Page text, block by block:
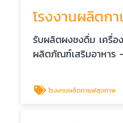
โรงงานผลิตก
รับผลิตผงชงดื่ม เครื่อ
ผลิตภัณฑ์เสริมอาหาร
โรงงานผลิตกาแฟสุขภาพ